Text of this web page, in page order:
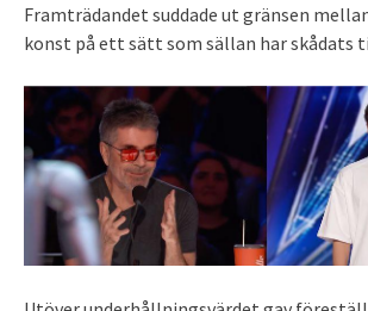
Framträdandet suddade ut gränsen
konst på ett sätt som sällan har skådats